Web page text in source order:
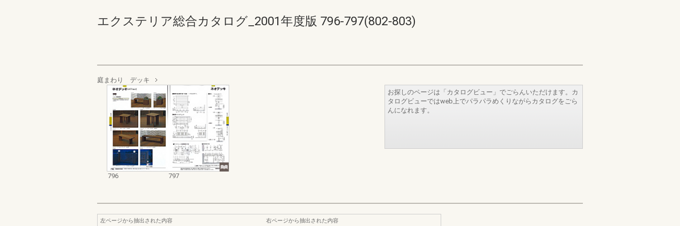
エクステリア総合カタログ_2001年度版 796-797(802-803)
庭まわり デッキ
796 797
お探しのページは「カタログビュー」でごらんいただけます。カ
タログビューではweb上でパラパラめくりながらカタログをごら
んになれます。
左ページから抽出された内容
右ページから抽出された内容